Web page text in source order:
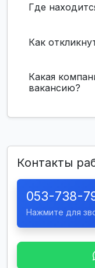
Где
Как
Какая
вакансию?
Контакты
053-738-
Нажмите для